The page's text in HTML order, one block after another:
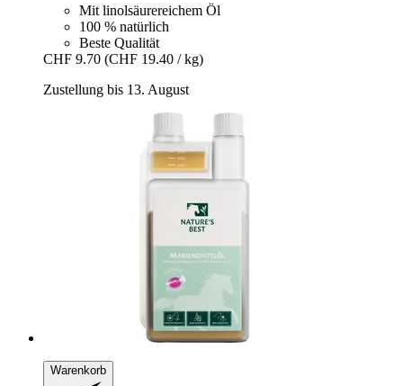
Mit linolsäurereichem Öl
100 % natürlich
Beste Qualität
CHF 9.70 (CHF 19.40 / kg)
Zustellung bis 13. August
Warenkorb